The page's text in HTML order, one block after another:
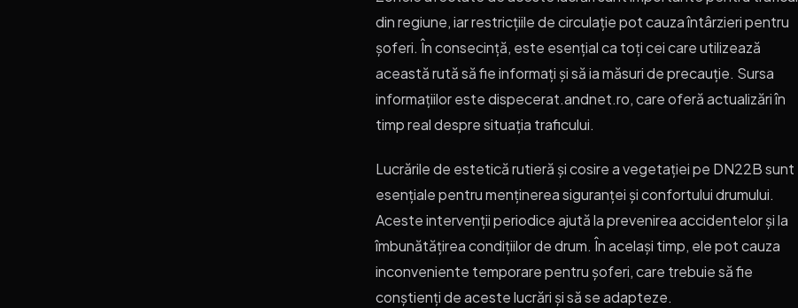
din regiune, iar restricțiile de circulație pot cauza întârzieri pentru
șoferi. În consecință, este esențial ca toți cei care utilizează
această rută să fie informați și să ia măsuri de precauție. Sursa
informațiilor este dispecerat.andnet.ro, care oferă actualizări în
timp real despre situația traficului.
Lucrările de estetică rutieră și cosire a vegetației pe DN22B sunt
esențiale pentru menținerea siguranței și confortului drumului.
Aceste intervenții periodice ajută la prevenirea accidentelor și la
îmbunătățirea condițiilor de drum. În același timp, ele pot cauza
inconveniente temporare pentru șoferi, care trebuie să fie
conștienți de aceste lucrări și să se adapteze.